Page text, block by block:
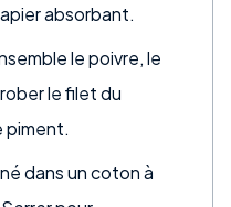
absorbant.
le poivre, le
le filet du
piment.
dans un coton à